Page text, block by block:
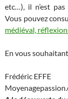
etc…), il n’est
Vous pouvez
médiéval,
En vous
Frédéric EFFE